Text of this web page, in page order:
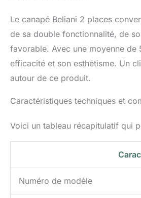
Le canapé Beliani 2 places
de sa double fonctionnalité, de
favorable. Avec une moyenne
efficacité et son esthétisme. Un
autour de ce produit.
Caractéristiques techniques et
Voici un tableau récapitulatif qui
Numéro de modèle